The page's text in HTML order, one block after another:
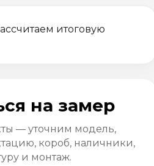
итоговую
на замер
— уточним модель,
короб, наличники,
и монтаж.